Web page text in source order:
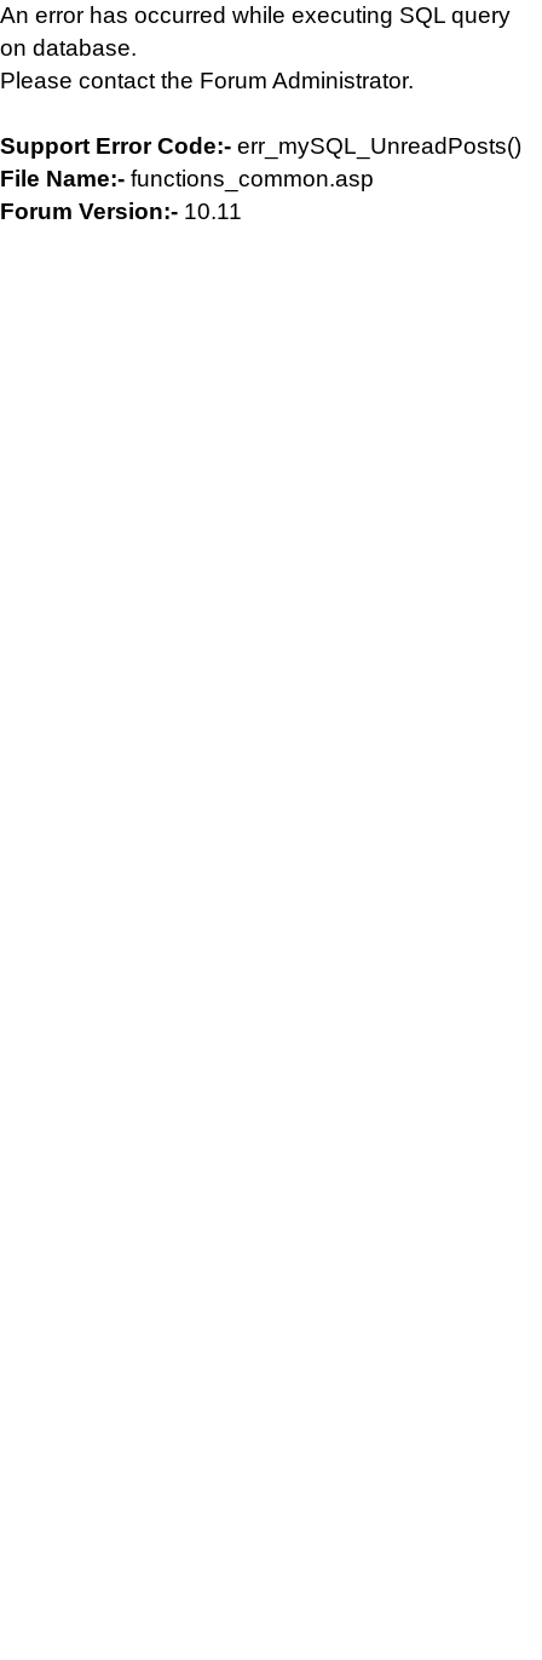
An error has occurred while executing SQL query
on database.
Please contact the Forum Administrator.
Support Error Code:- err_mySQL_UnreadPosts()
File Name:- functions_common.asp
Forum Version:- 10.11